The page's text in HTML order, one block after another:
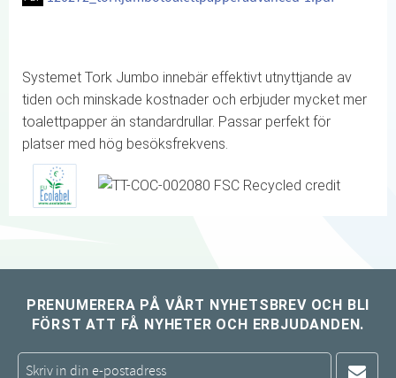
Systemet Tork Jumbo innebär effektivt utnyttjande av
tiden och minskade kostnader och erbjuder mycket mer
toalettpapper än standardrullar. Passar perfekt för
platser med hög besöksfrekvens.
PRENUMERERA PÅ VÅRT NYHETSBREV OCH BLI
FÖRST ATT FÅ NYHETER OCH ERBJUDANDEN.